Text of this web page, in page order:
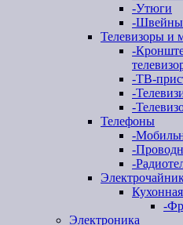
-Утюги
-
Телевизоры и
-
-ТВ-
-
-
Телефоны
-
-
-
-
Электроника